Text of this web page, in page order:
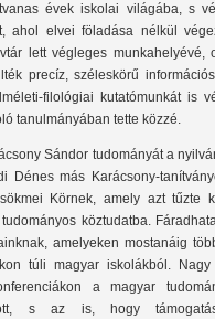
évek iskolai világába, s
ahol elvei föladása nélkül
lett végleges munkahelyévé,
precíz, széleskörű
filológiai kutatómunkát is
tanulmányában tette közzé.
Sándor tudományát a
Dénes más Karácsony-
Körnek, amely azt tűzte
köztudatba.
amelyeken mostanáig
túli magyar iskolákból.
a magyar
s az is, hogy